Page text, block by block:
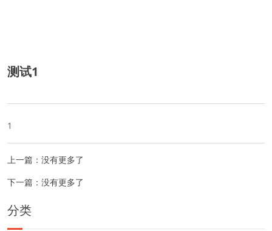
测试1
1
上一篇：没有更多了
下一篇：没有更多了
分类